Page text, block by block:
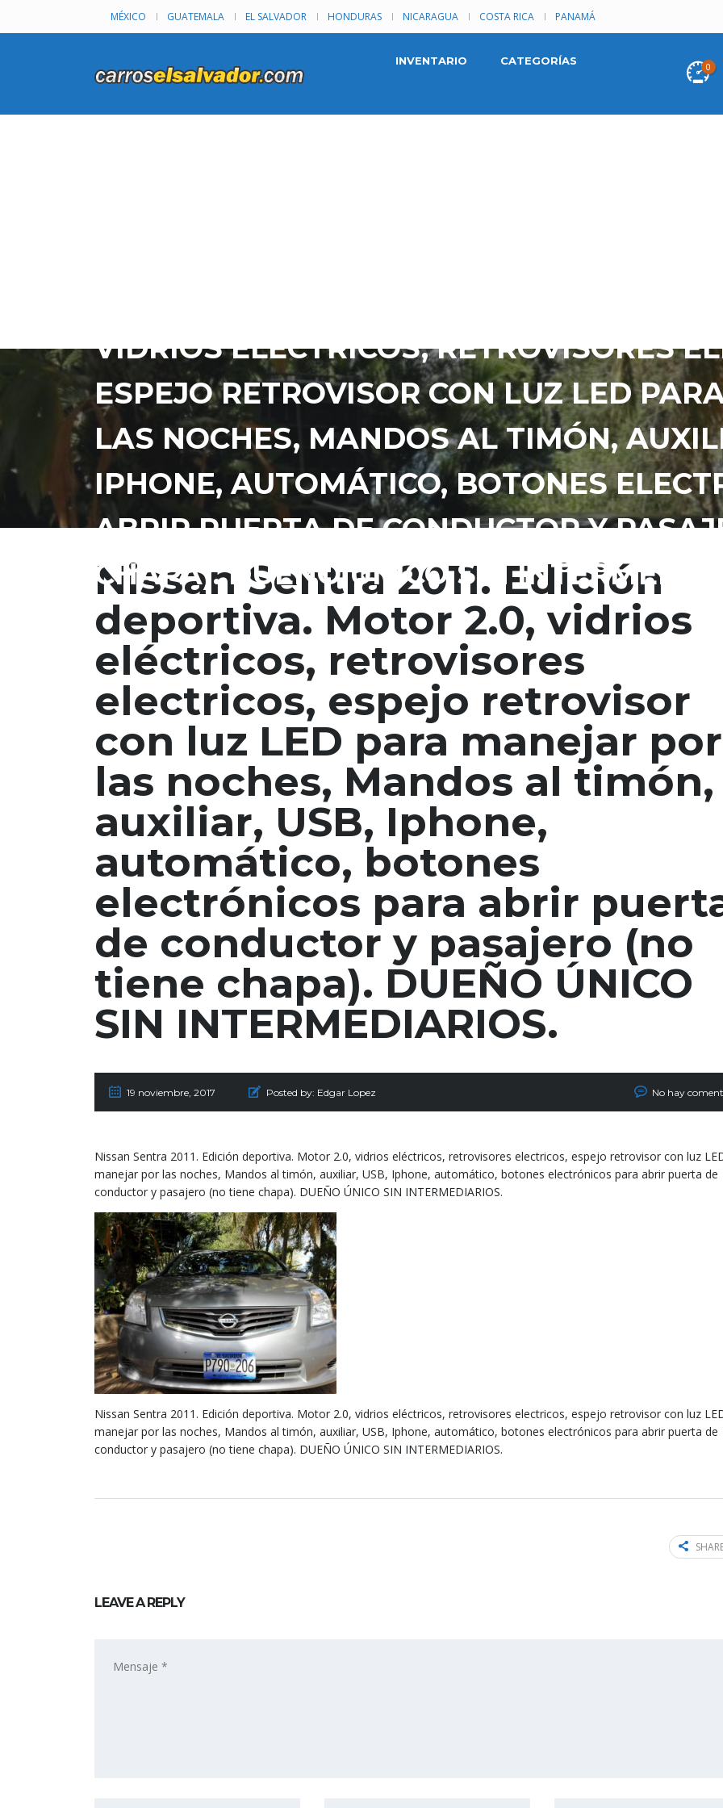
MÉXICO GUATEMALA EL SALVADOR HONDURAS NICARAGUA COSTA RICA PANAMÁ
0
INVENTARIO CATEGORÍAS
VIDRIOS ELÉCTRICOS, RETROVISORES
ESPEJO RETROVISOR CON LUZ LED
LAS NOCHES, MANDOS AL TIMÓN,
IPHONE, AUTOMÁTICO, BOTONES
ABRIR PUERTA DE CONDUCTOR Y
CHAPA). DUEÑO ÚNICO SIN
Nissan Sentra 2011. Edición
deportiva. Motor 2.0, vidrios
eléctricos, retrovisores
electricos, espejo retrovisor
con luz LED para manejar por
las noches, Mandos al timón,
auxiliar, USB, Iphone,
automático, botones
electrónicos para abrir
de conductor y pasajero (no
tiene chapa). DUEÑO ÚNICO
SIN INTERMEDIARIOS.
19 noviembre, 2017 Posted by: Edgar Lopez No hay
Nissan Sentra 2011. Edición deportiva. Motor 2.0, vidrios eléctricos, retrovisores electricos, espejo retrovisor con luz
manejar por las noches, Mandos al timón, auxiliar, USB, Iphone, automático, botones electrónicos para abrir puerta de
conductor y pasajero (no tiene chapa). DUEÑO ÚNICO SIN INTERMEDIARIOS.
Nissan Sentra 2011. Edición deportiva. Motor 2.0, vidrios eléctricos, retrovisores electricos, espejo retrovisor con luz
manejar por las noches, Mandos al timón, auxiliar, USB, Iphone, automático, botones electrónicos para abrir puerta de
conductor y pasajero (no tiene chapa). DUEÑO ÚNICO SIN INTERMEDIARIOS.
LEAVE A REPLY